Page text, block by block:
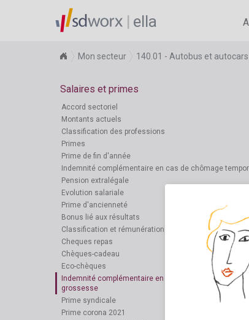
ella
Mon secteur 140.01 - Autobus et autocars
Salaires et primes
Accord sectoriel
Montants actuels
Classification des professions
Primes
Prime de fin d'année
Indemnité complémentaire en cas de chômage
Pension extralégale
Evolution salariale
Prime d'ancienneté
Bonus lié aux résultats
Classification et rémunération
Cheques repas
Chèques-cadeau
Eco-chèques
Indemnité complémentaire en cas de maladie et de
grossesse
Prime syndicale
Prime corona 2021